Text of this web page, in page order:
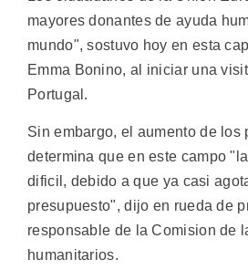
mayores donantes de ayuda
mundo", sostuvo hoy en esta
Emma Bonino, al iniciar una
Portugal.
Sin embargo, el aumento de los
determina que en este campo
dificil, debido a que ya casi
presupuesto", dijo en rueda de
responsable de la Comision de
humanitarios.